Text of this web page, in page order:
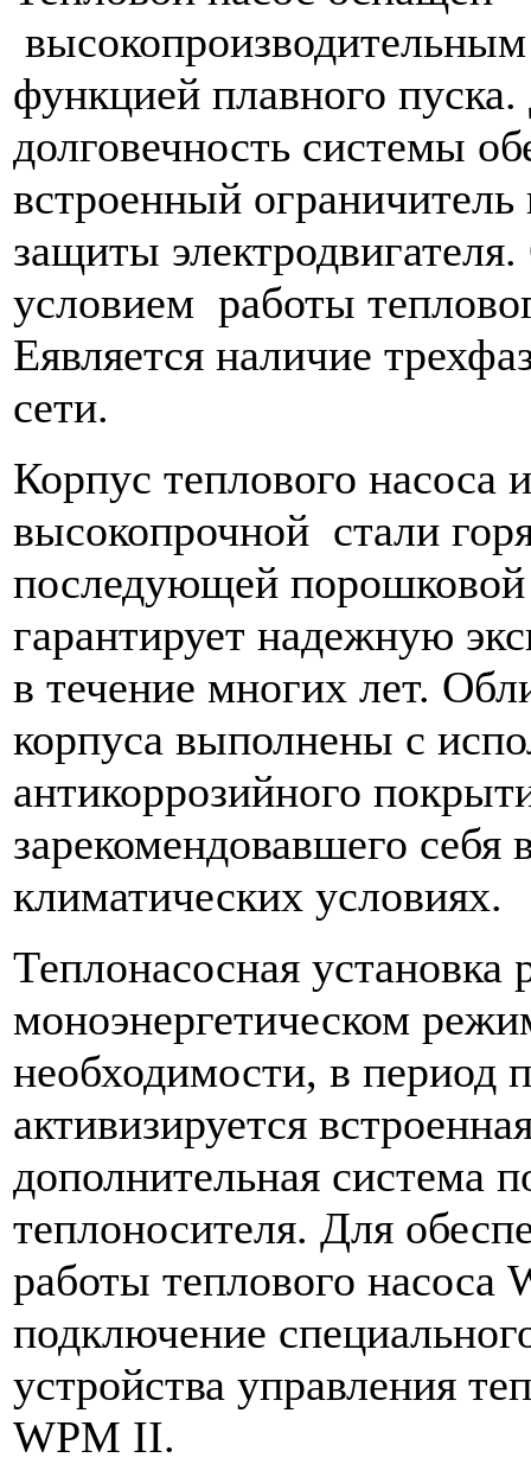
функцией плавного
долговечность системы
встроенный ограничитель
защиты
условием работы
Eявляется наличие
сети.
Корпус теплового насоса
высокопрочной стали
последующей порошковой
гарантирует надежную
в течение многих лет.
корпуса выполнены с
антикоррозийного
зарекомендовавшего себя
климатических условиях.
Теплонасосная установка
моноэнергетическом
необходимости, в период
активизируется
дополнительная система
теплоносителя. Для
работы теплового
подключение
устройства управления
WPM II.